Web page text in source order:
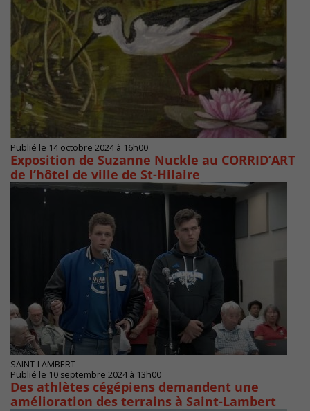
Publié le 14 octobre 2024 à 16h00
Exposition de Suzanne Nuckle au CORRID’ART
de l’hôtel de ville de St-Hilaire
SAINT-LAMBERT
Publié le 10 septembre 2024 à 13h00
Des athlètes cégépiens demandent une
amélioration des terrains à Saint-Lambert